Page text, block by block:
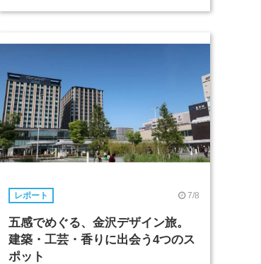
レポート 7/8
五感でめぐる、金沢デザイン旅。
建築・工芸・香りに出会う4つのス
ポット